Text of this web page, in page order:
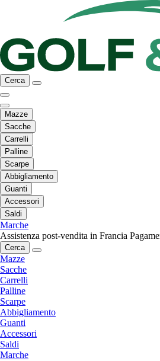
Cerca
Mazze
Sacche
Carrelli
Palline
Scarpe
Abbigliamento
Guanti
Accessori
Saldi
Marche
Assistenza post-vendita in Francia
Cerca
Mazze
Sacche
Carrelli
Palline
Scarpe
Abbigliamento
Guanti
Accessori
Saldi
Marche